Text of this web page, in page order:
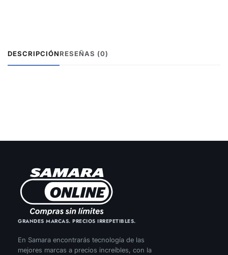
DESCRIPCIÓNRESEÑAS (0)
GRANDES MARCAS. PRECIOS IRREPETIBLES.
En Samara encontrarás tecnología de las
mejores marcas a precios increíbles, con la